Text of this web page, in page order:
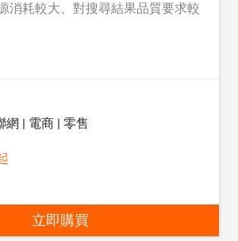
消耗較大、對搜尋結果品質要求較
網 | 電商 | 零售
立即購買